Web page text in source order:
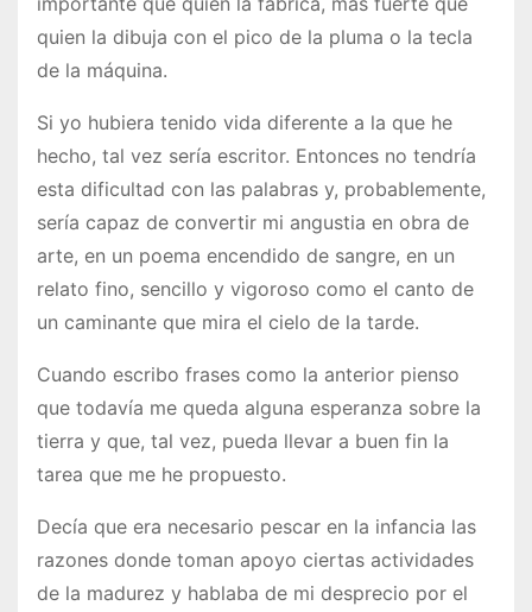
quien la dibuja con el pico de la pluma o la tecla
de la máquina.
Si yo hubiera tenido vida diferente a la que he
hecho, tal vez sería es­critor. Entonces no tendría
esta dificultad con las palabras y, probablemente,
sería capaz de convertir mi angustia en obra de
arte, en un poema encendido de sangre, en un
relato fino, sencillo y vigoroso como el canto de
un caminante que mira el cielo de la tarde.
Cuando escribo frases como la anterior pienso
que todavía me queda alguna esperanza sobre la
tierra y que, tal vez, pueda llevar a buen fin la
tarea que me he propuesto.
Decía que era necesario pescar en la infancia las
razones donde toman apoyo ciertas actividades
de la madurez y hablaba de mi desprecio por el